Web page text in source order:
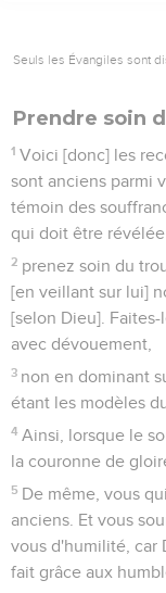
Seuls les Évangiles sont
Prendre soin
1 Voici [donc] les
sont anciens parmi
témoin des
qui doit être révélée
2 prenez soin du
[en veillant sur lui]
[selon Dieu]. Faites-
avec dévouement,
3 non en dominant
étant les modèles
4 Ainsi, lorsque le
la couronne de
5 De même, vous
anciens. Et vous
vous d'humilité, car
fait grâce aux